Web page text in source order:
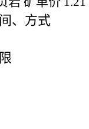
、方式